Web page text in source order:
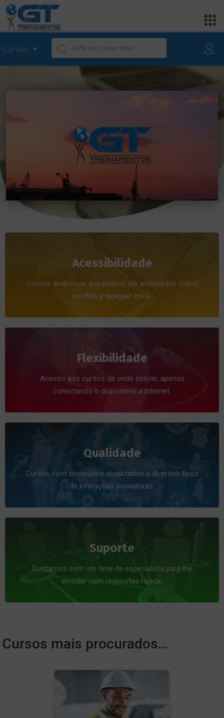
Cursos
Acessibilidade
Cursos dinâmicos que podem ser acessados todos
os dias a qualquer hora.
Flexibilidade
Acesso aos cursos de onde estiver, apenas
conectando o dispositivo a internet.
Qualidade
Cursos com conteúdos atualizados e diversos tipos
de interações inovadoras.
Suporte
Contamos com um time de especialista para lhe
atender com respostas rápida.
Cursos mais procurados…